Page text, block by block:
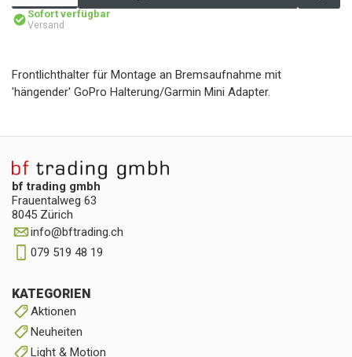
Sofort verfügbar
Versand
Frontlichthalter für Montage an Bremsaufnahme mit
'hängender' GoPro Halterung/Garmin Mini Adapter.
bf trading gmbh
Frauentalweg 63
8045 Zürich
info@bftrading.ch
079 519 48 19
KATEGORIEN
Aktionen
Neuheiten
Light & Motion